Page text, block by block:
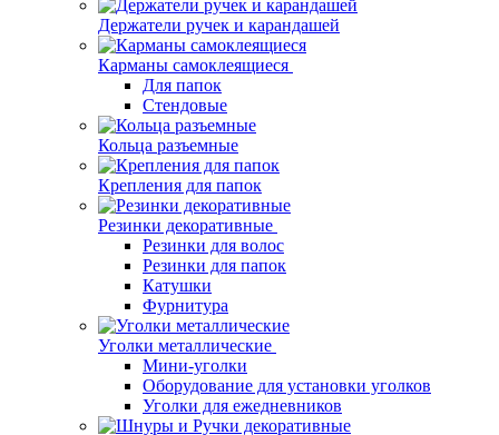
Держатели ручек и карандашей
Карманы самоклеящиеся
Для папок
Стендовые
Кольца разъемные
Крепления для папок
Резинки декоративные
Резинки для волос
Резинки для папок
Катушки
Фурнитура
Уголки металлические
Мини-уголки
Оборудование для установки уголков
Уголки для ежедневников